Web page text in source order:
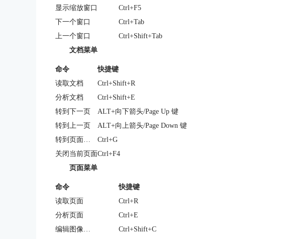
显示缩放窗口
Ctrl+F5
下一个窗口
Ctrl+Tab
上一个窗口
Ctrl+Shift+Tab
文档菜单
命令
快捷键
读取文档
Ctrl+Shift+R
分析文档
Ctrl+Shift+E
转到下一页
ALT+向下箭头/Page Up 键
转到上一页
ALT+向上箭头/Page Down 键
转到页面…
Ctrl+G
关闭当前页面Ctrl+F4
页面菜单
命令
快捷键
读取页面
Ctrl+R
分析页面
Ctrl+E
编辑图像…
Ctrl+Shift+C